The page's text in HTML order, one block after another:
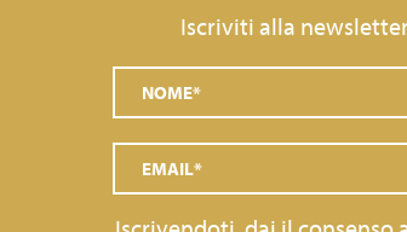
Iscriviti alla